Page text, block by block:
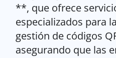
**, que ofrece
especializados para
gestión de códigos
asegurando que las